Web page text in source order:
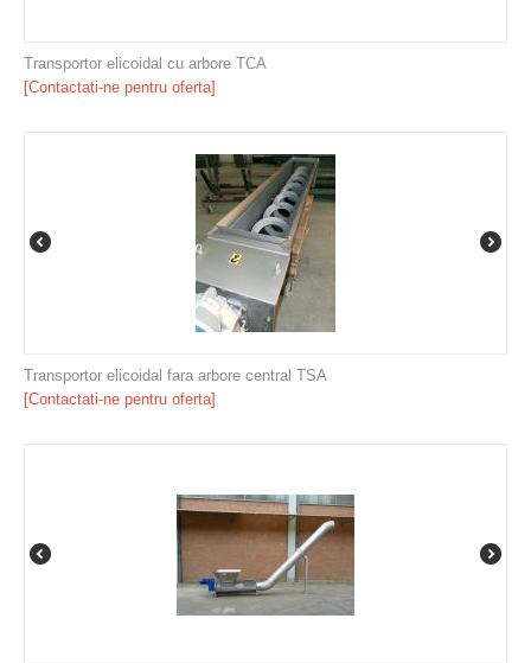
Transportor elicoidal cu arbore TCA
[Contactati-ne pentru oferta]
Transportor elicoidal fara arbore central TSA
[Contactati-ne pentru oferta]